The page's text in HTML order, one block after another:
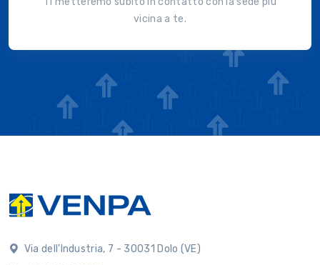
vicina a te.
Via dell'Industria, 7 - 30031 Dolo (VE)